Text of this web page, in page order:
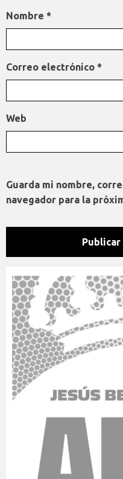
Nombre *
Correo electrónico *
Web
Guarda mi nombre,
navegador para la